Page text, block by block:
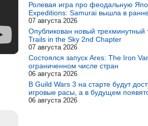
Ролевая игра про феодальную
Expeditions: Samurai вышла в
07 августа 2026
Опубликован новый трехминутный
Trails in the Sky 2nd Chapter
07 августа 2026
Состоялся запуск Ares: The Iron
ограниченном числе стран
06 августа 2026
В Guild Wars 3 на старте будут
игровые расы, а в будущем
06 августа 2026